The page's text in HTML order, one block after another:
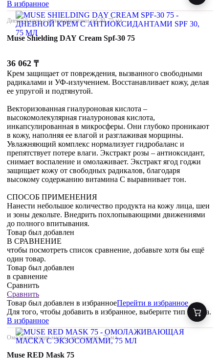
В избранное
Дневной крем с антиоксидантами spf 30, 75 мл
Muse Shielding DAY Cream Spf-30 75
36 062 ₸
Крем защищает от повреждения, вызванного свободными
радикалами и УФ-излучением. Восстанавливает кожу, делая
ее упругой и подтянутой.
Векторизованная гиалуроновая кислота –
высокомолекулярная гиалуроновая кислота,
инкапсулированная в микросферы. Они глубоко проникают
в кожу, наполняя ее влагой и разглаживая морщины.
Увлажняющий комплекс нормализует гидробаланс и
препятствует потере влаги. Экстракт розы – антиоксидант,
снимает воспаление и омолаживает. Экстракт ягод годжи
защищает кожу от свободных радикалов, благодаря
высокому содержанию витамина С выравнивает тон.
СПОСОБ ПРИМЕНЕНИЯ
Нанести небольшое количество продукта на кожу лица, шеи
и зоны декольте. Внедрить похлопывающими движениями
до полного впитывания.
Товар был добавлен
В СРАВНЕНИЕ
чтобы посмотреть список сравнение, добавьте хотя бы ещё
один товар.
Товар был добавлен
в сравнение
Сравнить
Сравнить
Товар был добавлен в избранноеПерейти в избранное
Для того, чтобы добавить в избранное, выберите тип товара.
В избранное
Омолаживающая маска с экзосомами, 75 мл
Muse RED Mask 75